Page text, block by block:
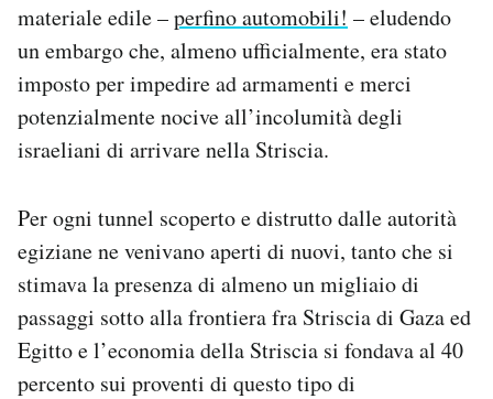
Hai bisogno di aiuto?
Esci
materiale edile –perfino automobili! – eludendo
un embargo che, almeno ufficialmente, era stato
imposto per impedire ad armamenti e merci
potenzialmente nocive all’incolumità degli
israeliani di arrivare nella Striscia.
Per ogni tunnel scoperto e distrutto dalle autorità
egiziane ne venivano aperti di nuovi, tanto che si
stimava la presenza di almeno un migliaio di
passaggi sotto alla frontiera fra Striscia di Gaza ed
Egitto e l’economia della Striscia si fondava al 40
percento sui proventi di questo tipo di